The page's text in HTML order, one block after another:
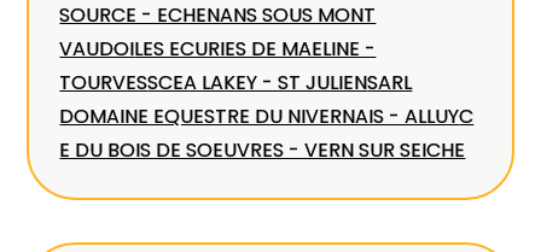
SOURCE - ECHENANS SOUS MONT
VAUDOILES ECURIES DE MAELINE -
TOURVESSCEA LAKEY - ST JULIENSARL
DOMAINE EQUESTRE DU NIVERNAIS - ALLUYC
E DU BOIS DE SOEUVRES - VERN SUR SEICHE